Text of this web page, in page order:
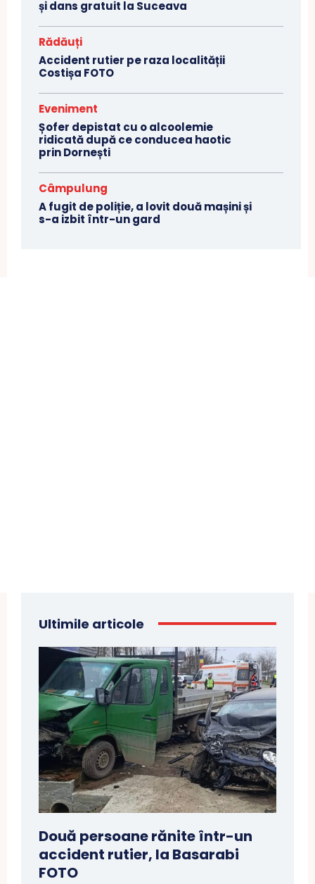
și dans gratuit la Suceava
Rădăuți
Accident rutier pe raza localității
Costișa FOTO
Eveniment
Șofer depistat cu o alcoolemie
ridicată după ce conducea haotic
prin Dornești
Câmpulung
A fugit de poliție, a lovit două mașini și
s-a izbit într-un gard
Ultimile articole
Două persoane rănite într-un
accident rutier, la Basarabi
FOTO